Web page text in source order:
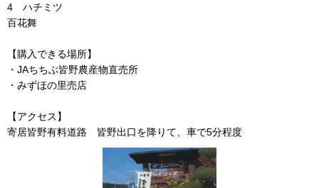
4 ハチミツ
百花舞
【購入できる場所】
・JAちちぶ皆野農産物直売所
・みずほの里売店
【アクセス】
寄居皆野有料道路 皆野出口を降りて、車で5分程度